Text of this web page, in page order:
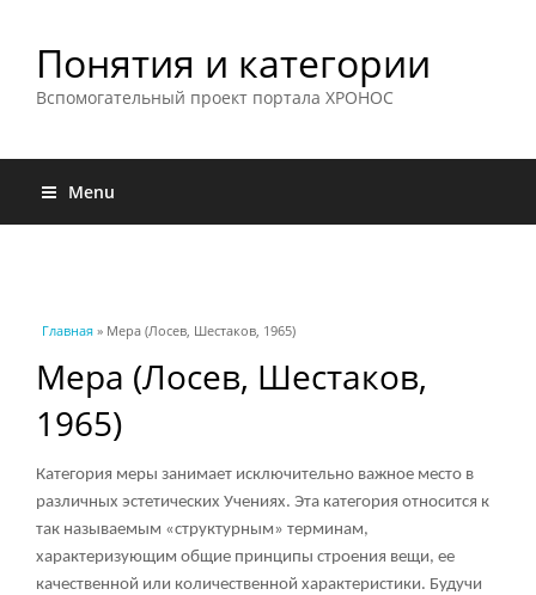
Понятия и категории
Вспомогательный проект портала ХРОНОС
Menu
Вы здесь
Главная » Мера (Лосев, Шестаков, 1965)
Мера (Лосев, Шестаков,
1965)
Категория меры занимает исключительно важное место в
различных эстетических Учениях. Эта категория относится к
так называемым «структурным» терминам,
характеризующим общие принципы строения вещи, ее
качественной или количественной характеристики. Будучи